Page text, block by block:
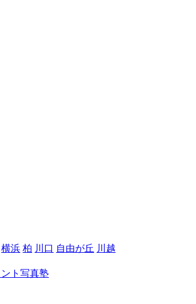
横浜 柏 川口 自由が丘 川越
ト写真塾